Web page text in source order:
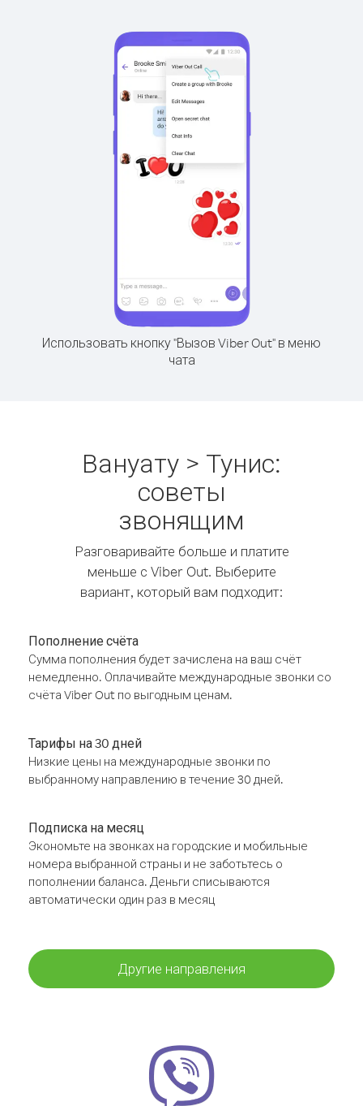
Использовать кнопку "Вызов Viber Out" в меню
чата
Вануату > Тунис:
советы
звонящим
Разговаривайте больше и платите
меньше с Viber Out. Выберите
вариант, который вам подходит:
Пополнение счёта
Сумма пополнения будет зачислена на ваш счёт
немедленно. Оплачивайте международные звонки со
счёта Viber Out по выгодным ценам.
Тарифы на 30 дней
Низкие цены на международные звонки по
выбранному направлению в течение 30 дней.
Подписка на месяц
Экономьте на звонках на городские и мобильные
номера выбранной страны и не заботьтесь о
пополнении баланса. Деньги списываются
автоматически один раз в месяц
Другие направления